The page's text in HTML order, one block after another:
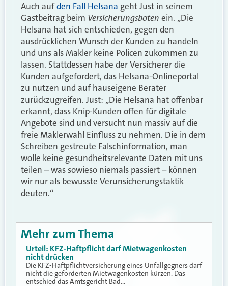
Auch aufden Fall Helsana geht Just in seinem
Gastbeitrag beim Versicherungsboten ein. „Die
Helsana hat sich entschieden, gegen den
ausdrücklichen Wunsch der Kunden zu handeln
und uns als Makler keine Policen zukommen zu
lassen. Stattdessen habe der Versicherer die
Kunden aufgefordert, das Helsana-Onlineportal
zu nutzen und auf hauseigene Berater
zurückzugreifen. Just: „Die Helsana hat offenbar
erkannt, dass Knip-Kunden offen für digitale
Angebote sind und versucht nun massiv auf die
freie Maklerwahl Einfluss zu nehmen. Die in dem
Schreiben gestreute Falschinformation, man
wolle keine gesundheitsrelevante Daten mit uns
teilen – was sowieso niemals passiert – können
wir nur als bewusste Verunsicherungstaktik
deuten.“
Mehr zum Thema
Urteil: KFZ-Haftpflicht darf Mietwagenkosten
nicht drücken
Die KFZ-Haftpflichtversicherung eines Unfallgegners darf
nicht die geforderten Mietwagenkosten kürzen. Das
entschied das Amtsgericht Bad…